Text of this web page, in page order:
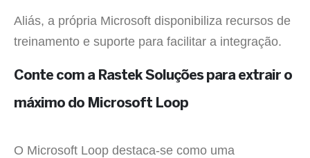
Aliás, a própria Microsoft disponibiliza recursos de
treinamento e suporte para facilitar a integração.
Conte com a Rastek Soluções para extrair o
máximo do Microsoft Loop
O Microsoft Loop destaca-se como uma